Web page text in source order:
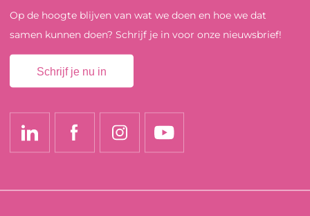
Op de hoogte blijven van wat we doen en hoe we dat
samen kunnen doen? Schrijf je in voor onze nieuwsbrief!
Schrijf je nu in